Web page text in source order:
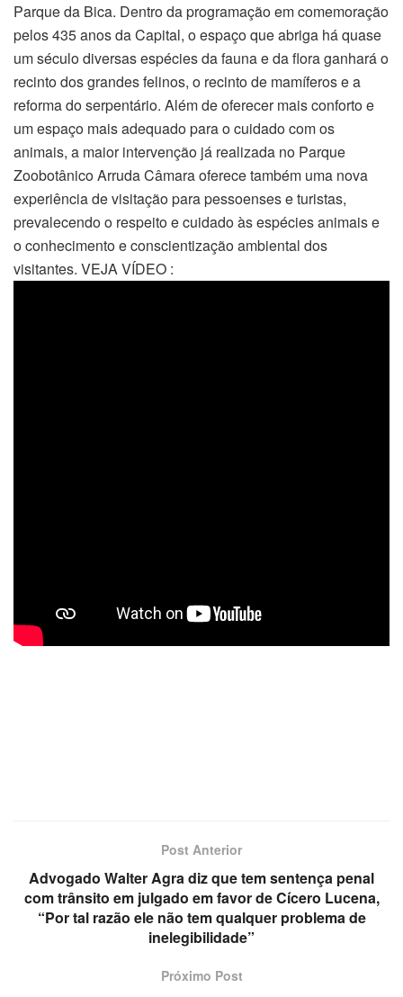
Parque da Bica. Dentro da programação em comemoração
pelos 435 anos da Capital, o espaço que abriga há quase
um século diversas espécies da fauna e da flora ganhará o
recinto dos grandes felinos, o recinto de mamíferos e a
reforma do serpentário. Além de oferecer mais conforto e
um espaço mais adequado para o cuidado com os
animais, a maior intervenção já realizada no Parque
Zoobotânico Arruda Câmara oferece também uma nova
experiência de visitação para pessoenses e turistas,
prevalecendo o respeito e cuidado às espécies animais e
o conhecimento e conscientização ambiental dos
visitantes. VEJA VÍDEO :
Post Anterior
Advogado Walter Agra diz que tem sentença penal
com trânsito em julgado em favor de Cícero Lucena,
“Por tal razão ele não tem qualquer problema de
inelegibilidade”
Próximo Post